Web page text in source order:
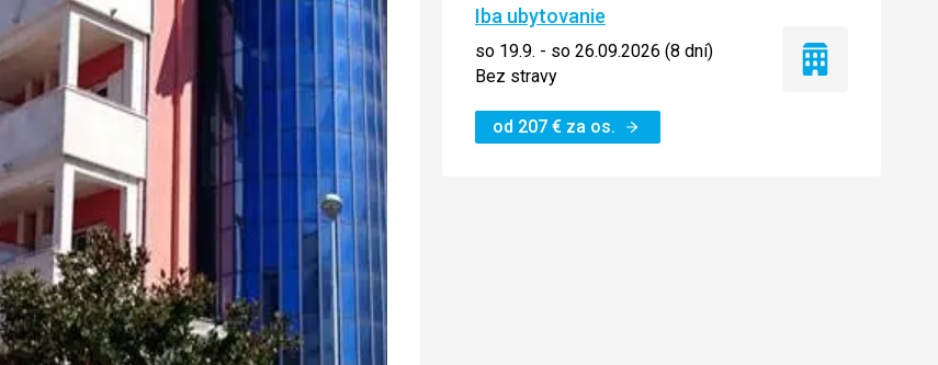
Iba ubytovanie
so 19.9. - so 26.09.2026 (8 dní)
Bez stravy
od 207 € za os.
Iba